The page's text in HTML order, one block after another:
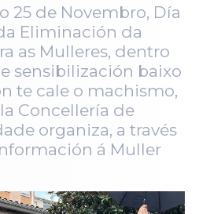
25 de Novembro, Día
Eliminación da
as Mulleres, dentro
sensibilización baixo
te cale o machismo,
Concellería de
organiza, a través
á Muller